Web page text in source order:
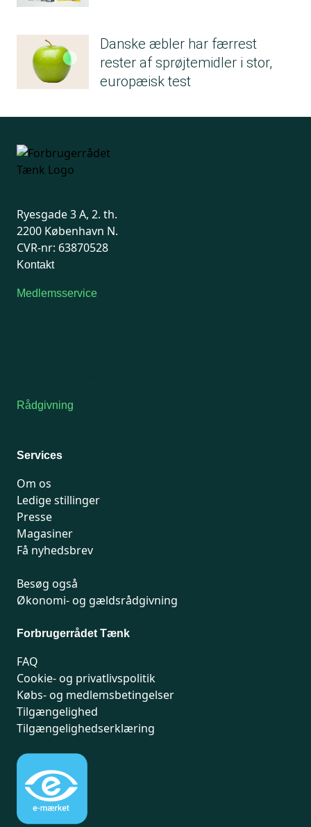
Danske æbler har færrest
rester af sprøjtemidler i stor,
europæisk test
Ryesgade 3 A, 2. th.
2200 København N.
CVR-nr: 63870528
Kontakt
Medlemsservice
Rådgivning
Services
Om os
Ledige stillinger
Presse
Magasiner
Få nyhedsbrev
Besøg også
Økonomi- og gældsrådgivning
Forbrugerrådet Tænk
FAQ
Cookie- og privatlivspolitik
Købs- og medlemsbetingelser
Tilgængelighed
Tilgængelighedserklæring